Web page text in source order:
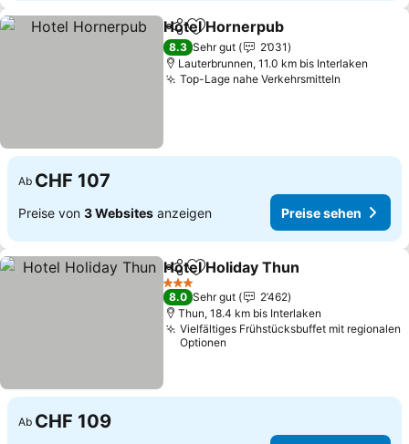
TeilenZu Favoriten hinzufügen
Hotel Hornerpub
8.3 Sehr gut
2’031
Lauterbrunnen, 11.0 km bis Interlaken
Top-Lage nahe Verkehrsmitteln
Ab CHF 107
Preise von 3 Websites anzeigen Preise sehen
TeilenZu Favoriten hinzufügen
Hotel Holiday Thun
3 Sterne
8.0 Sehr gut
2’462
Thun, 18.4 km bis Interlaken
Vielfältiges Frühstücksbuffet mit regionalen
Optionen
Ab CHF 109